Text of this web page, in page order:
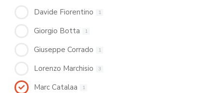
Davide Fiorentino 1
Giorgio Botta 1
Giuseppe Corrado 1
Lorenzo Marchisio 3
Marc Catalaa 1